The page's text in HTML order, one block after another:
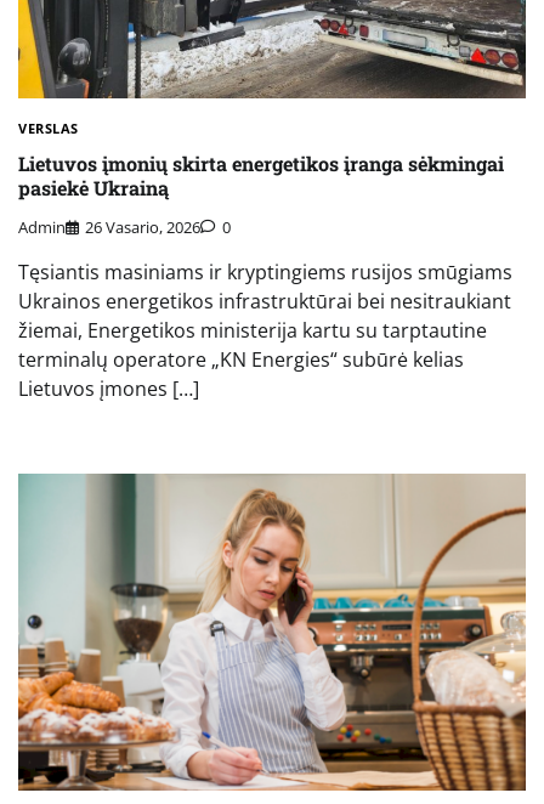
VERSLAS
Lietuvos įmonių skirta energetikos įranga sėkmingai
pasiekė Ukrainą
Admin 26 Vasario, 2026 0
Tęsiantis masiniams ir kryptingiems rusijos smūgiams
Ukrainos energetikos infrastruktūrai bei nesitraukiant
žiemai, Energetikos ministerija kartu su tarptautine
terminalų operatore „KN Energies“ subūrė kelias
Lietuvos įmones […]